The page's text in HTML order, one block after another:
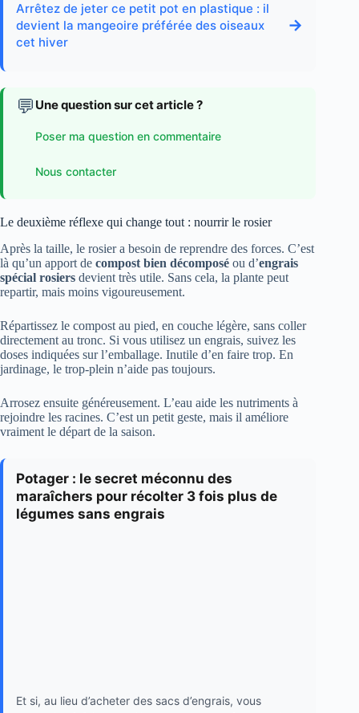
Arrêtez de jeter ce petit pot en plastique : il
devient la mangeoire préférée des oiseaux
cet hiver
→
💬 Une question sur cet article ?
Poser ma question en commentaire
Nous contacter
Le deuxième réflexe qui change tout : nourrir le rosier
Après la taille, le rosier a besoin de reprendre des forces. C’est
là qu’un apport de compost bien décomposé ou d’engrais
spécial rosiers devient très utile. Sans cela, la plante peut
repartir, mais moins vigoureusement.
Répartissez le compost au pied, en couche légère, sans coller
directement au tronc. Si vous utilisez un engrais, suivez les
doses indiquées sur l’emballage. Inutile d’en faire trop. En
jardinage, le trop-plein n’aide pas toujours.
Arrosez ensuite généreusement. L’eau aide les nutriments à
rejoindre les racines. C’est un petit geste, mais il améliore
vraiment le départ de la saison.
Potager : le secret méconnu des
maraîchers pour récolter 3 fois plus de
légumes sans engrais
Et si, au lieu d’acheter des sacs d’engrais, vous